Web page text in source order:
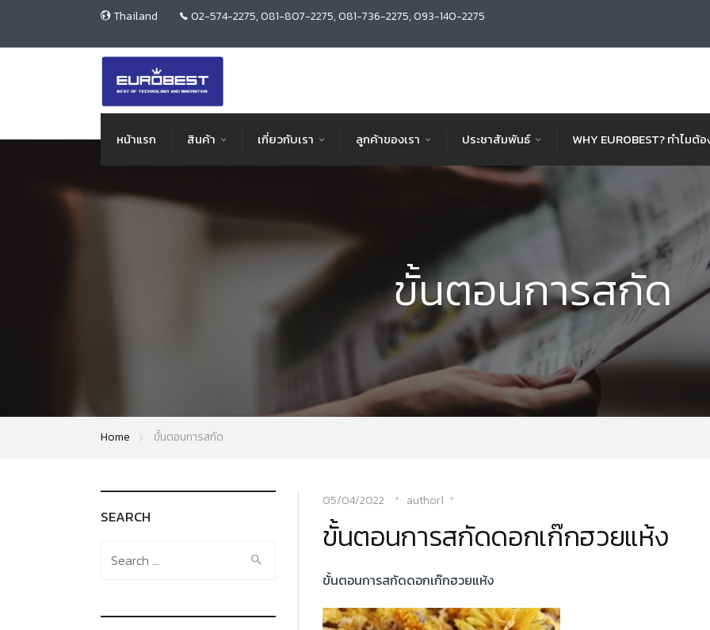
Thailand 02-574-2275, 081-807-2275, 081-736-2275, 093-140-2275
หน้าแรก สินค้า เกี่ยวกับเรา ลูกค้าของเรา ประชาสัมพันธ์ WHY EUROBEST? ทำไมต้อ
ขั้นตอนการสกัด
Home ขั้นตอนการสกัด
05/04/2022 author1
ขั้นตอนการสกัดดอกเก๊กฮวยแห้ง
ขั้นตอนการสกัดดอกเก๊กฮวยแห้ง
SEARCH
for: